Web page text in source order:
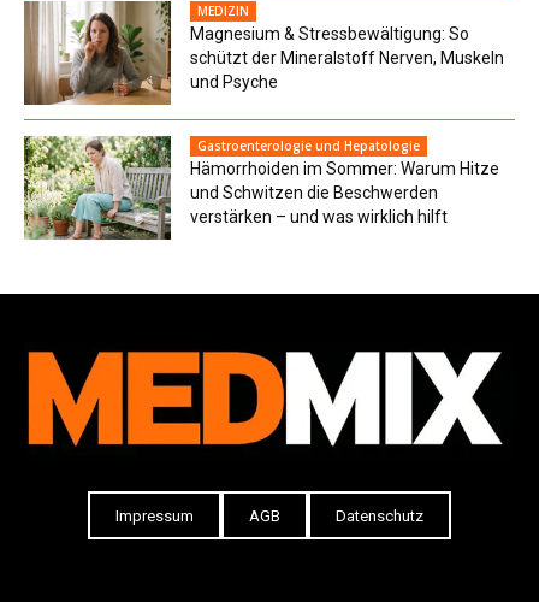
MEDIZIN
Magnesium & Stressbewältigung: So
schützt der Mineralstoff Nerven, Muskeln
und Psyche
Gastroenterologie und Hepatologie
Hämorrhoiden im Sommer: Warum Hitze
und Schwitzen die Beschwerden
verstärken – und was wirklich hilft
Impressum AGB Datenschutz